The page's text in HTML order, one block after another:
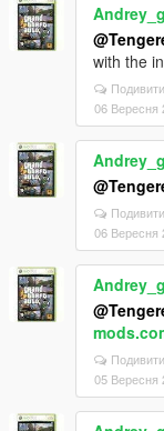
with the
06 Вересня
06 Вересня
05 Вересня